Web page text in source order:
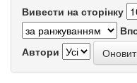
Вивести на сторінку
Автори